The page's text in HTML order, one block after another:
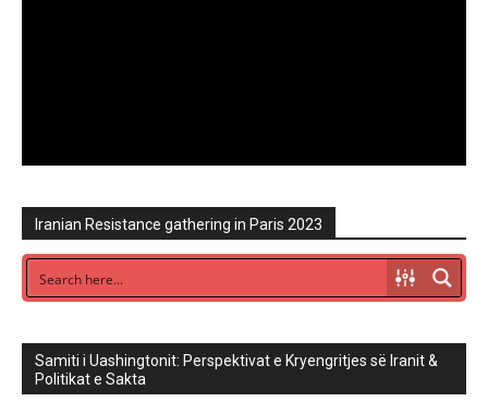
Iranian Resistance gathering in Paris 2023
Samiti i Uashingtonit: Perspektivat e Kryengritjes së Iranit &
Politikat e Sakta